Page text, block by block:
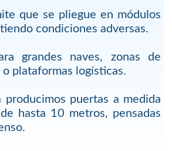
que se pliegue en módulos
condiciones adversas.
grandes naves, zonas de
o plataformas logísticas.
producimos puertas a medida
hasta 10 metros, pensadas